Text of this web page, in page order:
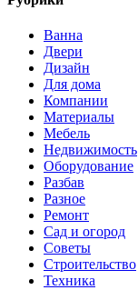
Ванна
Двери
Дизайн
Для дома
Компании
Материалы
Мебель
Недвижимость
Оборудование
Разбав
Разное
Ремонт
Сад и огород
Советы
Строительство
Техника